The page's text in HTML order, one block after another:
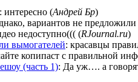
: интересно (Андрей Бр)
вариантов не
недоступно((( (RJournal.ru)
вымогателей: красавцы
копипаст с правильной
(часть 1): Да уж…. а